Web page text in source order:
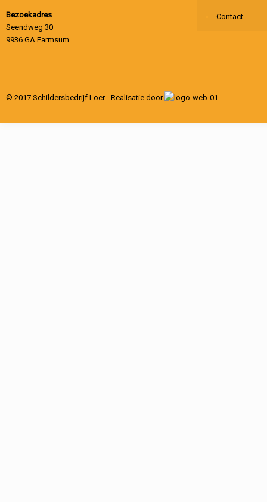
Bezoekadres
Seendweg 30
9936 GA Farmsum
Contact
© 2017 Schildersbedrijf Loer - Realisatie door